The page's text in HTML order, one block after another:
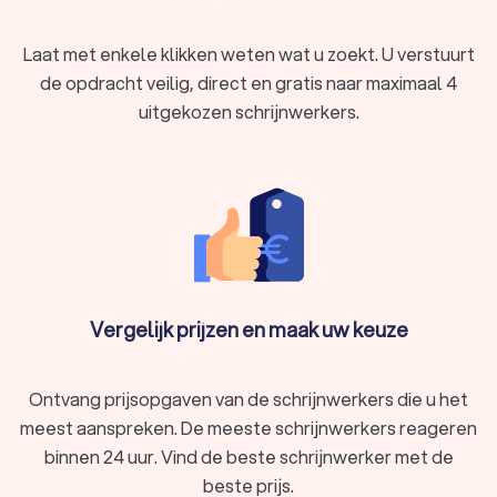
Waarom kiezen voor een schrijnwerker in
Vorselaar?
Het inschakelen van een schrijnwerker in Vorselaar en
Inzicht in lokale bouwvoorschriften en de
beschikbaarheid van materialen.
Een kleinere ecologische voetafdruk
door beperkte reistijden.
Vergelijk schrijnwerkers in de buurt
voor uw project. Vergelijk offertes, lees reviews, en maak een
geïnformeerde keuze die kwaliteit en betrouwbaarheid
garandeert. Start uw zoektocht op Trustlocal en zet de
eerste stap naar de realisatie van uw droomproject in
Laat met enkele klikken weten wat u zoekt. U verstuurt
de opdracht veilig, direct en gratis naar maximaal 4
uitgekozen schrijnwerkers.
Vergelijk prijzen en maak uw keuze
Ontvang prijsopgaven van de schrijnwerkers die u het
meest aanspreken. De meeste schrijnwerkers reageren
binnen 24 uur. Vind de beste schrijnwerker met de
beste prijs.